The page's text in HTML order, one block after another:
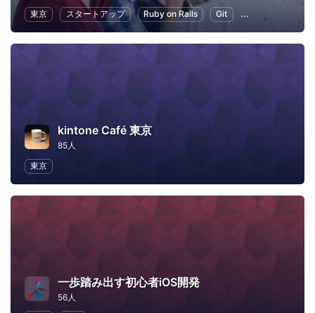
東京
スタートアップ Ruby on Rails Git プログラミング
kintone Café 東京
85人
東京
一歩踏み出す初心者iOS開発
56人